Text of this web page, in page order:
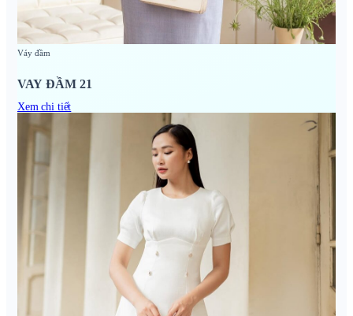
Váy đầm
VAY ĐẦM 21
Xem chi tiết